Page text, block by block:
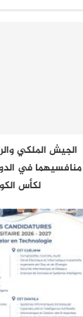
الجيش الملكي
منافسيهما في
لكأس